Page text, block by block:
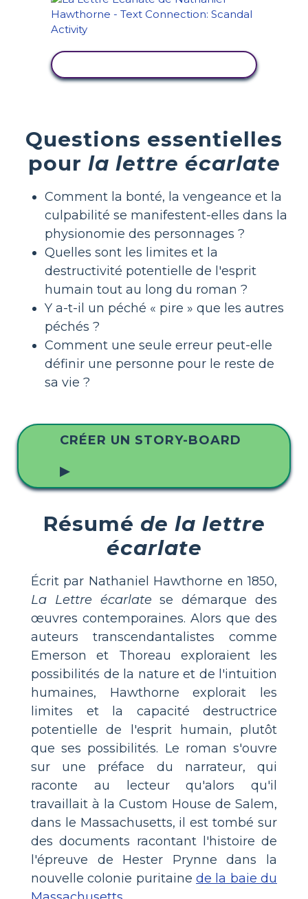
Questions essentielles
pour la lettre écarlate
Comment la bonté, la vengeance et la
culpabilité se manifestent-elles dans la
physionomie des personnages ?
Quelles sont les limites et la
destructivité potentielle de l'esprit
humain tout au long du roman ?
Y a-t-il un péché « pire » que les autres
péchés ?
Comment une seule erreur peut-elle
définir une personne pour le reste de
sa vie ?
CRÉER UN STORY-BOARD
▶
Résumé de la lettre
écarlate
Écrit par Nathaniel Hawthorne en 1850,
La Lettre écarlate se démarque des
œuvres contemporaines. Alors que des
auteurs transcendantalistes comme
Emerson et Thoreau exploraient les
possibilités de la nature et de l'intuition
humaines, Hawthorne explorait les
limites et la capacité destructrice
potentielle de l'esprit humain, plutôt
que ses possibilités. Le roman s'ouvre
sur une préface du narrateur, qui
raconte au lecteur qu'alors qu'il
travaillait à la Custom House de Salem,
dans le Massachusetts, il est tombé sur
des documents racontant l'histoire de
l'épreuve de Hester Prynne dans la
nouvelle colonie puritaine de la baie du